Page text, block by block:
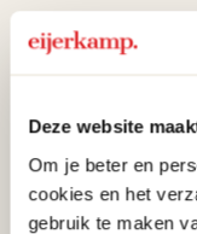
Deze website
Om je beter en
cookies en het
gebruik te maken
De
gezien
Wie kent
'Weer
hebben